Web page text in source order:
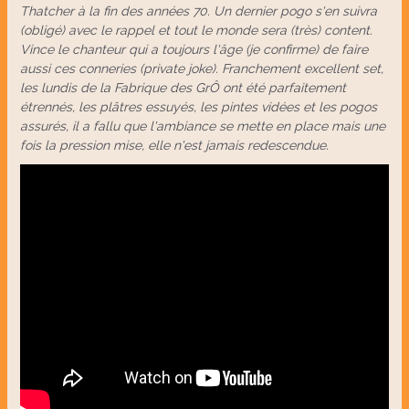
Thatcher à la fin des années 70. Un dernier pogo s'en suivra
(obligé) avec le rappel et tout le monde sera (très) content.
Vince le chanteur qui a toujours l'âge (je confirme) de faire
aussi ces conneries (private joke). Franchement excellent set,
les lundis de la Fabrique des GrÔ ont été parfaitement
étrennés, les plâtres essuyés, les pintes vidées et les pogos
assurés, il a fallu que l'ambiance se mette en place mais une
fois la pression mise, elle n'est jamais redescendue.